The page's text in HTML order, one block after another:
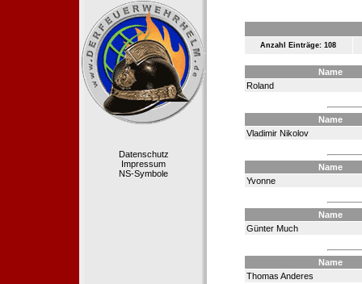
Datenschutz
Impressum
NS-Symbole
Anzahl Einträge: 108
Name
Roland
Name
Vladimir Nikolov
Name
Yvonne
Name
Günter Much
Name
Thomas Anderes